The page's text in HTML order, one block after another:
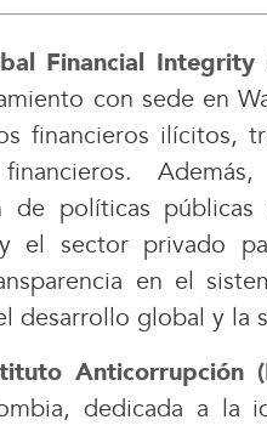
Financial Integrity
con sede en
financieros ilícitos,
de políticas
el sector privado
en el
desarrollo global y la
Anticorrupción
dedicada a la